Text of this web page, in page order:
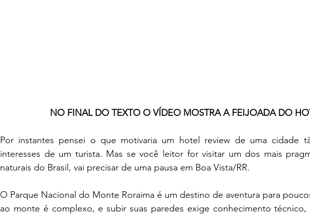
NO FINAL DO TEXTO O VÍDEO MOSTRA A FEIJOADA DO
Por instantes pensei o que motivaria um hotel review de uma cidade
interesses de um turista. Mas se você leitor for visitar um dos mais
naturais do Brasil, vai precisar de uma pausa em Boa Vista/RR.
O Parque Nacional do Monte Roraima é um destino de aventura para
ao monte é complexo, e subir suas paredes exige conhecimento técnico,